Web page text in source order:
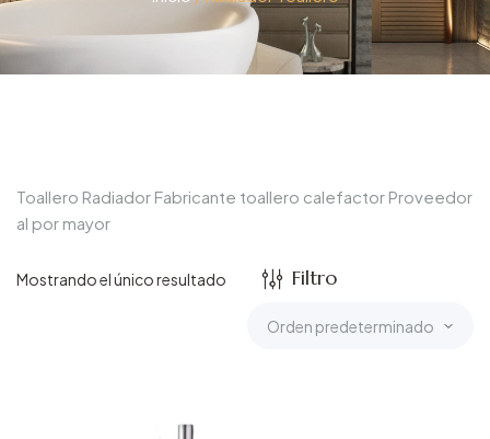
Toallero Radiador Fabricante toallero calefactor Proveedor
al por mayor
Mostrando el único resultado Filtro